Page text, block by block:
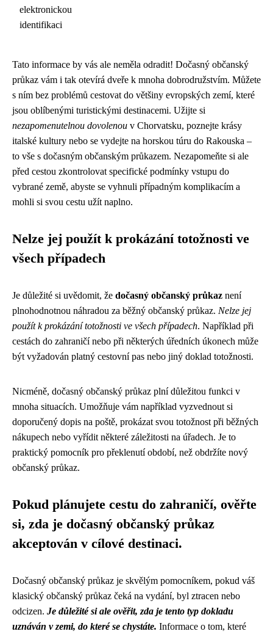
elektronickou
identifikaci
Tato informace by vás ale neměla odradit! Dočasný občanský
průkaz vám i tak otevírá dveře k mnoha dobrodružstvím. Můžete
s ním bez problémů cestovat do většiny evropských zemí, které
jsou oblíbenými turistickými destinacemi. Užijte si
nezapomenutelnou dovolenou v Chorvatsku, poznejte krásy
italské kultury nebo se vydejte na horskou túru do Rakouska –
to vše s dočasným občanským průkazem. Nezapomeňte si ale
před cestou zkontrolovat specifické podmínky vstupu do
vybrané země, abyste se vyhnuli případným komplikacím a
mohli si svou cestu užít naplno.
Nelze jej použít k prokázání totožnosti ve
všech případech
Je důležité si uvědomit, že dočasný občanský průkaz není
plnohodnotnou náhradou za běžný občanský průkaz. Nelze jej
použít k prokázání totožnosti ve všech případech. Například při
cestách do zahraničí nebo při některých úředních úkonech může
být vyžadován platný cestovní pas nebo jiný doklad totožnosti.
Nicméně, dočasný občanský průkaz plní důležitou funkci v
mnoha situacích. Umožňuje vám například vyzvednout si
doporučený dopis na poště, prokázat svou totožnost při běžných
nákupech nebo vyřídit některé záležitosti na úřadech. Je to
praktický pomocník pro překlenutí období, než obdržíte nový
občanský průkaz.
Pokud plánujete cestu do zahraničí, ověřte
si, zda je dočasný občanský průkaz
akceptován v cílové destinaci.
Dočasný občanský průkaz je skvělým pomocníkem, pokud váš
klasický občanský průkaz čeká na vydání, byl ztracen nebo
odcizen. Je důležité si ale ověřit, zda je tento typ dokladu
uznáván v zemi, do které se chystáte. Informace o tom, které